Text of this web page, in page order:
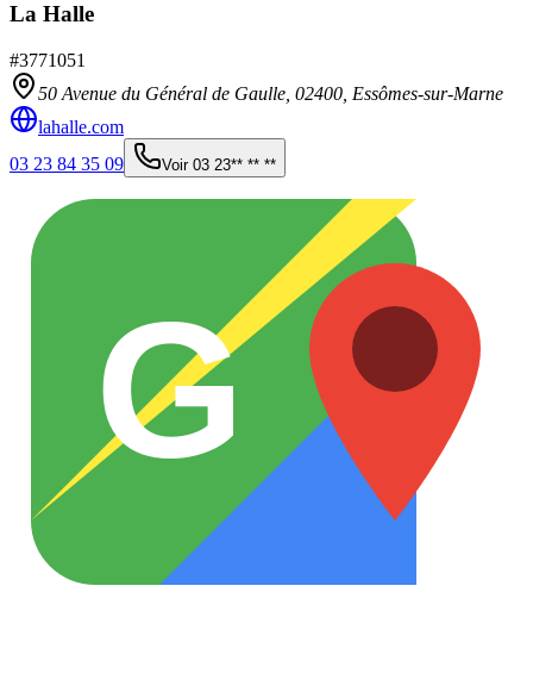
La Halle
#3771051
50 Avenue du Général de Gaulle, 02400 Essômes-sur-Marne
lahalle.com
03 23 84 35 09
Voir 03 23** ** **
G